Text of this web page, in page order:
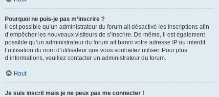
Pourquoi ne puis-je pas m’inscrire ?
Il est possible qu’un administrateur du forum ait désactivé les inscriptions afin
d’empêcher les nouveaux visiteurs de s’inscrire. De même, il est également
possible qu’un administrateur du forum ait banni votre adresse IP ou interdit
l’utilisation du nom d’utilisateur que vous souhaitez utiliser. Pour plus
d’informations, veuillez contacter un administrateur du forum.
Haut
Je suis inscrit mais je ne peux pas me connecter !